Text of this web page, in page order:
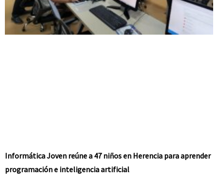
Informática Joven reúne a 47 niños en Herencia para aprender
programación e inteligencia artificial